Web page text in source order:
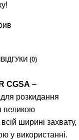
ВІДГУКИ (0)
CGSA –
розкидання
великою
ширині захвату,
у використанні.